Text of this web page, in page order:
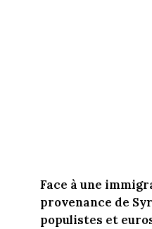
Face à une
provenance de
populistes et